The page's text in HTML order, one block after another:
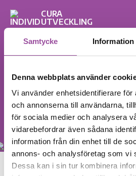
Samtycke Information
Denna webbplats använder
Vi använder enhetsidentifierare för
och annonserna till användarna,
för sociala medier och analysera
vidarebefordrar även sådana
information från din enhet till de
annons- och analysföretag som vi
Dessa kan i sin tur kombinera